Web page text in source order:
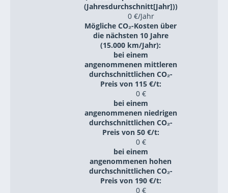
(Jahresdurchschnitt[Jahr]))
0 €/Jahr
Mögliche CO₂-Kosten über
die nächsten 10 Jahre
(15.000 km/Jahr):
bei einem
angenommenen mittleren
durchschnittlichen CO₂-
Preis von 115 €/t:
0 €
bei einem
angenommenen niedrigen
durchschnittlichen CO₂-
Preis von 50 €/t:
0 €
bei einem
angenommenen hohen
durchschnittlichen CO₂-
Preis von 190 €/t:
0 €